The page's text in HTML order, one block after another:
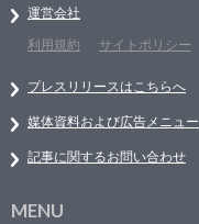
運営会社
利用規約
サイトポリシー
プレスリリースはこちらへ
媒体資料および広告メニュー
記事に関するお問い合わせ
MENU